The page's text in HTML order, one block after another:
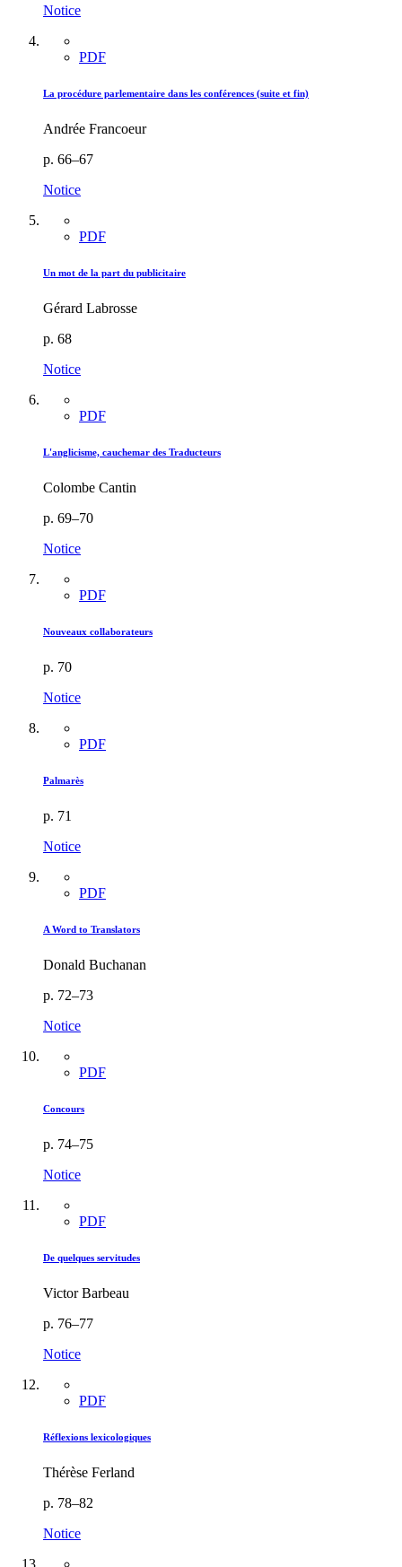
Notice
PDF
La procédure parlementaire dans les conférences (suite et fin)
Andrée Francoeur
p. 66–67
Notice
PDF
Un mot de la part du publicitaire
Gérard Labrosse
p. 68
Notice
PDF
L'anglicisme, cauchemar des Traducteurs
Colombe Cantin
p. 69–70
Notice
PDF
Nouveaux collaborateurs
p. 70
Notice
PDF
Palmarès
p. 71
Notice
PDF
A Word to Translators
Donald Buchanan
p. 72–73
Notice
PDF
Concours
p. 74–75
Notice
PDF
De quelques servitudes
Victor Barbeau
p. 76–77
Notice
PDF
Réflexions lexicologiques
Thérèse Ferland
p. 78–82
Notice